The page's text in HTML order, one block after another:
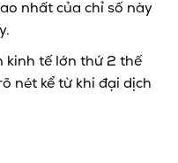
nhất của chỉ số này
kinh tế lớn thứ 2 thế
nét kể từ khi đại dịch